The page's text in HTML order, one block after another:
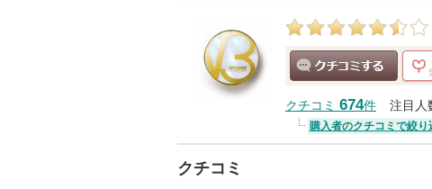
クチコミ 674件 注目人
購入者のクチコミで絞り
クチコミ